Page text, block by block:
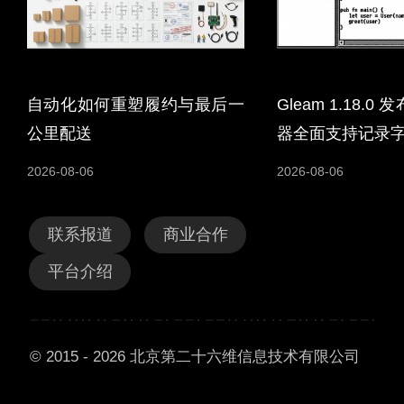
自动化如何重塑履约与最后一
公里配送
2026-08-06
Gleam 1.18.0 发
器全面支持记录
2026-08-06
联系报道 商业合作
平台介绍
© 2015 - 2026 北京第二十六维信息技术有限公司